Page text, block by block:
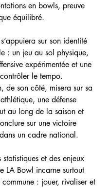
en bowls, preuve
équilibré.
sur son identité
: un jeu au sol physique,
expérimentée et une
le tempo.
de son côté, misera sur sa
une défense
au long de la saison et
sur une victoire
un cadre national.
statistiques et des enjeux
LA Bowl incarne surtout
commune : jouer, rivaliser et